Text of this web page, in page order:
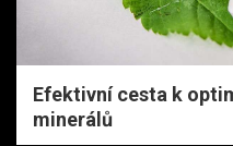
Efektivní cesta k
minerálů